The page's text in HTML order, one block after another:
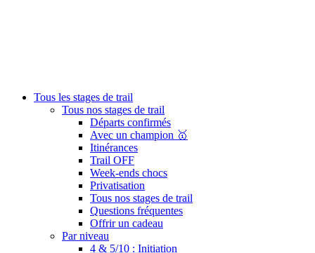
Tous les stages de trail
Tous nos stages de trail
Départs confirmés
Avec un champion 🥇
Itinérances
Trail OFF
Week-ends chocs
Privatisation
Tous nos stages de trail
Questions fréquentes
Offrir un cadeau
Par niveau
4 & 5/10 : Initiation